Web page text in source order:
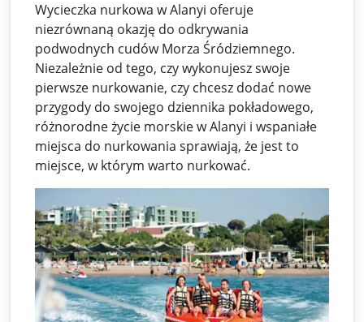
Wycieczka nurkowa w Alanyi oferuje
niezrównaną okazję do odkrywania
podwodnych cudów Morza Śródziemnego.
Niezależnie od tego, czy wykonujesz swoje
pierwsze nurkowanie, czy chcesz dodać nowe
przygody do swojego dziennika pokładowego,
różnorodne życie morskie w Alanyi i wspaniałe
miejsca do nurkowania sprawiają, że jest to
miejsce, w którym warto nurkować.